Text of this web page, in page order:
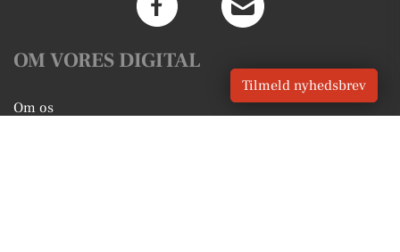
OM VORES DIGITAL
Om os
Tilmeld nyhedsbrev